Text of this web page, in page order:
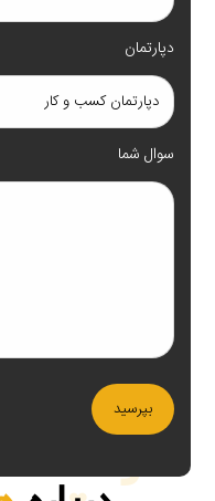
دپارتمان
سوال شما
بپرسید
شرکت